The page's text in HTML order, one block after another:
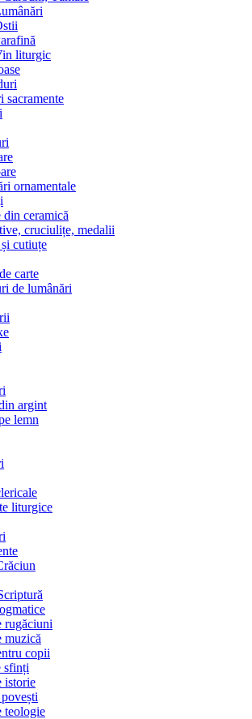
liturgic
sacramente
ornamentale
din ceramică
cruciulițe, medalii
cutiuțe
carte
de lumânări
argint
lemn
liturgice
rugăciuni
muzică
copii
sfinți
istorie
teologie